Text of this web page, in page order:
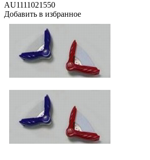
AU1111021550
Добавить в избранное